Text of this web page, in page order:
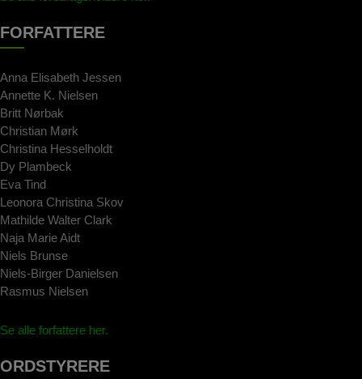
FORFATTERE
Anna Elisabeth Jessen
Annette K. Nielsen
Britt Nørbak
Christian Mørk
Christina Hesselholdt
Dy Plambeck
Eva Tind
Leonora Christina Skov
Mathilde Walter Clark
Naja Marie Aidt
Niels Brunse
Niels-Birger Danielsen
Rasmus Nielsen
Se alle forfattere her.
ORDSTYRERE